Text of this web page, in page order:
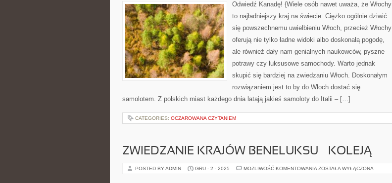
NAJPIĘKNIEJSZYCH
NA
KONTYNENCIE
Odwiedź Kanadę! {Wiele osób nawet uważa, że Włochy
to najładniejszy kraj na świecie. Ciężko ogólnie dziwić
się powszechnemu uwielbieniu Włoch, przecież Włochy
oferują nie tylko ładne widoki albo doskonałą pogodę,
ale również dały nam genialnych naukowców, pyszne
potrawy czy luksusowe samochody. Warto jednak
skupić się bardziej na zwiedzaniu Włoch. Doskonałym
rozwiązaniem jest to by do Włoch dostać się
samolotem. Z polskich miast każdego dnia latają jakieś samoloty do Italii – […]
CATEGORIES: OCZAROWANA CZYTANIEM
ZWIEDZANIE KRAJÓW BENELUKSU – KOLEJĄ
POSTED BY ADMIN GRU - 2 - 2025 MOŻLIWOŚĆ KOMENTOWANIA ZWIEDZANIE
ZOSTAŁA WYŁĄCZONA